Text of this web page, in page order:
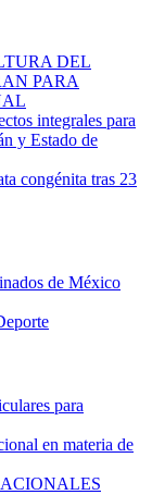
DEL
PARA
integrales para
y Estado de
congénita tras 23
de México
para
en materia de